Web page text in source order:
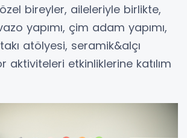
bireyler, aileleriyle birlikte,
yapımı, çim adam yapımı,
atölyesi, seramik&alçı
aktiviteleri etkinliklerine katılım